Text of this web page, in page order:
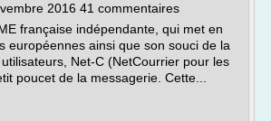
2016 41 commentaires
française indépendante, qui met en
européennes ainsi que son souci de la
Net-C (NetCourrier pour les
poucet de la messagerie. Cette...